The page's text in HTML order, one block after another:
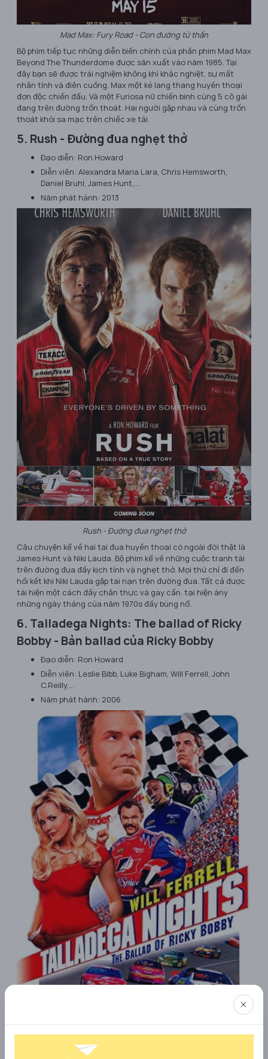
Mad Max: Fury Road - Con đường tử thần
Bộ phim tiếp tục những diễn biến chính của phần phim Mad Max
Beyond The Thunderdome được săn xuất vào năm 1985. Tại
đây bạn sẽ được trải nghiệm không khí khắc nghiệt, sự mất
nhân tính và điên cuồng. Max một kẻ lang thang huyền thoại
đơn độc chiến đấu. Và một Furiosa nữ chiến binh cùng 5 cô gái
đang trên đường trốn thoát. Hai người gặp nhau và cùng trốn
thoát khỏi sa mạc trên chiếc xe tải.
5. Rush - Đường đua nghẹt thở
Đạo diễn: Ron Howard
Diễn viên: Alexandra Maria Lara, Chris Hemsworth,
Daniel Bruhl, James Hunt,…
Năm phát hành: 2013
Rush - Đường đua nghẹt thở
Câu chuyện kể về hai tai đua huyền thoại có ngoài đời thật là
James Hunt và Niki Lauda. Bộ phim kể về những cuộc tranh tài
trên đường đua đầy kịch tính và nghẹt thở. Mọi thứ chỉ đi đến
hồi kết khi Niki Lauda gặp tai nạn trên đường đua. Tất cả được
tái hiện một cách đầy chân thực và gay cấn. tại hiện àny
những ngày tháng của năm 1970s đầy bùng nổ.
6. Talladega Nights: The ballad of Ricky
Bobby - Bản ballad của Ricky Bobby
Đạo diễn: Ron Howard
Diễn viên: Leslie Bibb, Luke Bigham, Will Ferrell, John
C.Reilly,…
Năm phát hành: 2006
Talladega Nights: The ballad of Ricky Bobby - Bản ballad của